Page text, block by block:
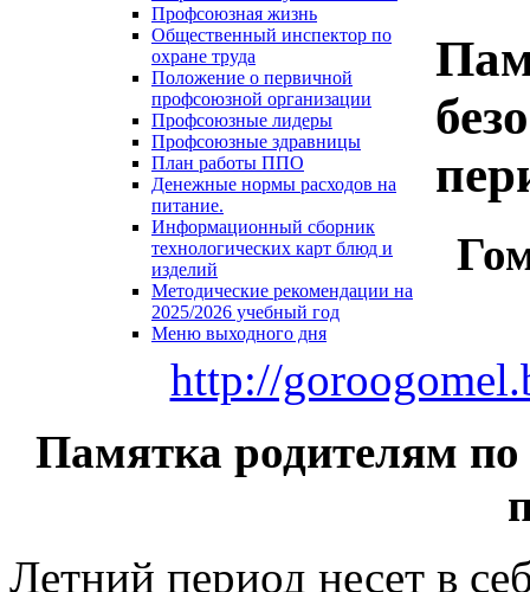
Профсоюзная жизнь
Общественный инспектор по
охране труда
Положение о первичной
профсоюзной организации
Профсоюзные лидеры
Профсоюзные здравницы
План работы ППО
Денежные нормы расходов на
питание.
Информационный сборник
технологических карт блюд и
изделий
Методические рекомендации на
2025/2026 учебный год
Меню выходного дня
http://
Памятка родителям по
Летний период несет в